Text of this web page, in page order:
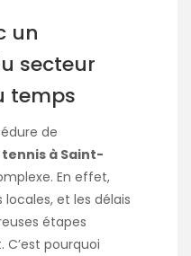
un
secteur
temps
de
à Saint-
En effet,
locales, et les délais
étapes
pourquoi